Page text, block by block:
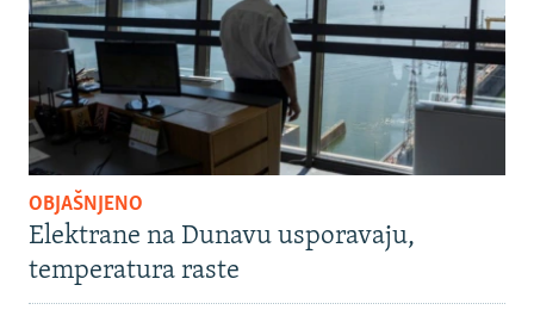
OBJAŠNJENO
Elektrane na Dunavu usporavaju,
temperatura raste